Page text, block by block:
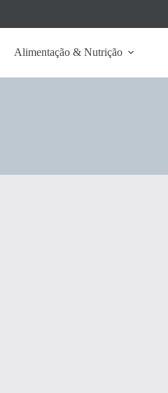
Alimentação & Nutrição